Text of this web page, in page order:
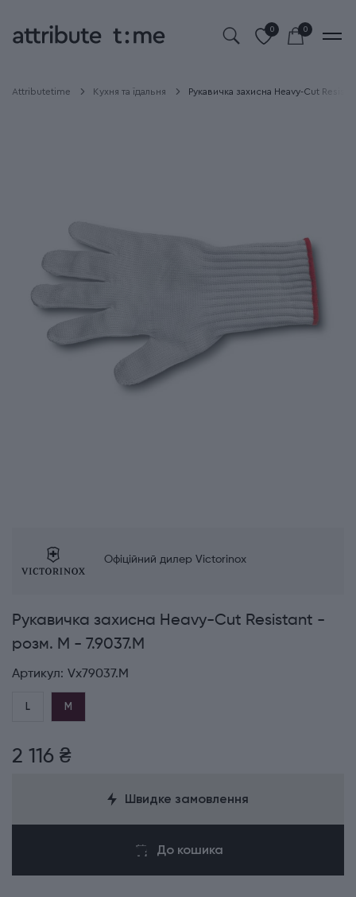
0 0
Attributetime Кухня та їдальня Рукавичка захисна Heavy-Cut
Офіційний дилер Victorinox
Рукавичка захисна Heavy-Cut Resistant -
розм. M - 7.9037.M
Артикул: Vx79037.M
L M
2 116 ₴
Швидке замовлення
До кошика